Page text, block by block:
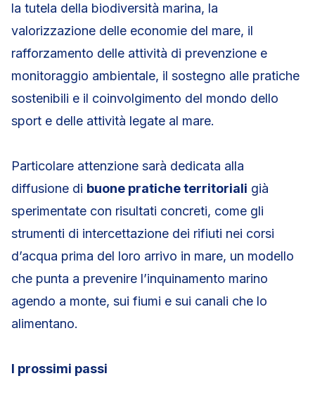
la tutela della biodiversità marina, la
valorizzazione delle economie del mare, il
rafforzamento delle attività di prevenzione e
monitoraggio ambientale, il sostegno alle pratiche
sostenibili e il coinvolgimento del mondo dello
sport e delle attività legate al mare.
Particolare attenzione sarà dedicata alla
diffusione di buone pratiche territoriali già
sperimentate con risultati concreti, come gli
strumenti di intercettazione dei rifiuti nei corsi
d’acqua prima del loro arrivo in mare, un modello
che punta a prevenire l’inquinamento marino
agendo a monte, sui fiumi e sui canali che lo
alimentano.
I prossimi passi